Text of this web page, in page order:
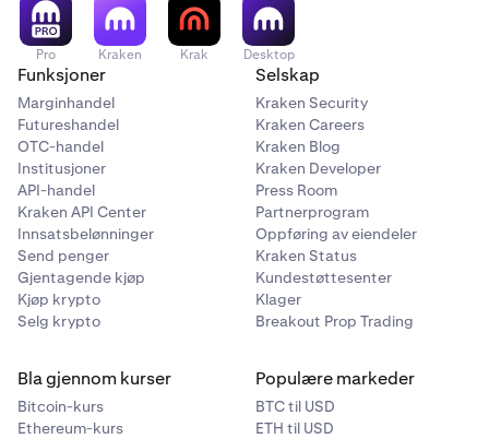
Pro Kraken Krak Desktop
Funksjoner
Marginhandel
Futureshandel
OTC-handel
Institusjoner
API-handel
Kraken API Center
Innsatsbelønninger
Send penger
Gjentagende kjøp
Kjøp krypto
Selg krypto
Selskap
Kraken Security
Kraken Careers
Kraken Blog
Kraken Developer
Press Room
Partnerprogram
Oppføring av eiendeler
Kraken Status
Kundestøttesenter
Klager
Breakout Prop Trading
Bla gjennom kurser
Bitcoin-kurs
Ethereum-kurs
Populære markeder
BTC til USD
ETH til USD